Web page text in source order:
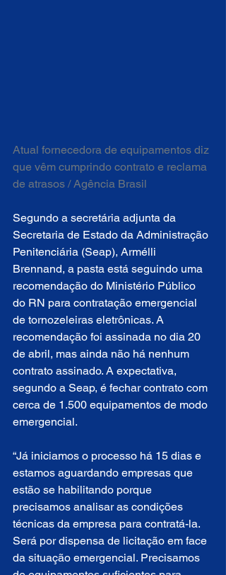
Atual fornecedora de equipamentos diz
que vêm cumprindo contrato e reclama
de atrasos / Agência Brasil
Segundo a secretária adjunta da
Secretaria de Estado da Administração
Penitenciária (Seap), Armélli
Brennand, a pasta está seguindo uma
recomendação do Ministério Público
do RN para contratação emergencial
de tornozeleiras eletrônicas. A
recomendação foi assinada no dia 20
de abril, mas ainda não há nenhum
contrato assinado. A expectativa,
segundo a Seap, é fechar contrato com
cerca de 1.500 equipamentos de modo
emergencial.
“Já iniciamos o processo há 15 dias e
estamos aguardando empresas que
estão se habilitando porque
precisamos analisar as condições
técnicas da empresa para contratá-la.
Será por dispensa de licitação em face
da situação emergencial. Precisamos